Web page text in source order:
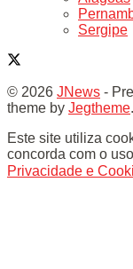
Sergipe
© 2026 JNews -
theme by Jegtheme.
Este site utiliza
concorda com o
Privacidade e